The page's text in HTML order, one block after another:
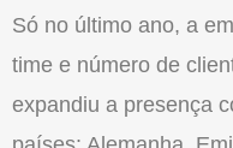
Só no último ano, a
time e número de
expandiu a presença